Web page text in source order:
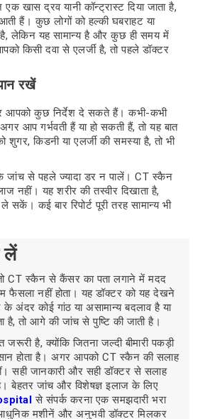
खास द्रव यानी कॉन्ट्रास्ट दिया जाता है,
हैं। कुछ लोगों को हल्की घबराहट या
है, लेकिन यह सामान्य है और कुछ ही समय में
किसी दवा से एलर्जी है, तो पहले डॉक्टर
रखें
आपको कुछ निर्देश दे सकते हैं। कभी-कभी
आप गर्भवती हैं या हो सकती हैं, तो यह बात
किडनी या एलर्जी की समस्या है, तो भी
जांच से पहले ज्यादा डर न पालें। CT स्कैन
नहीं। यह शरीर की तस्वीर दिखाता है,
सकें। कई बार रिपोर्ट पूरी तरह सामान्य भी
लें
CT स्कैन से कैंसर का पता लगाने में मदद
फैसला नहीं होता। यह डॉक्टर को यह देखने
अंदर कोई गांठ या असामान्य बदलाव है या
तो आगे की जांच से पुष्टि की जाती है।
है, क्योंकि जितना जल्दी बीमारी पकड़ी
होता है। अगर आपको CT स्कैन की सलाह
सही जानकारी और सही डॉक्टर से सलाह
बेहतर जांच और विशेषज्ञ इलाज के लिए
से संपर्क करना एक समझदारी भरा
आधुनिक मशीनें और अनुभवी डॉक्टर मिलकर